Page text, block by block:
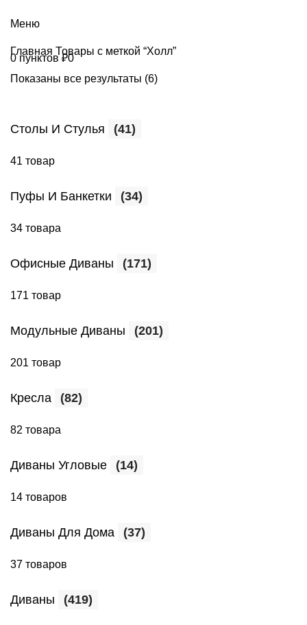
Меню
0пунктов ₽0
Главная Товары с меткой “Холл”
Показаны все результаты (6)
Столы И Стулья (41)
41 товар
Пуфы И Банкетки (34)
34 товара
Офисные Диваны (171)
171 товар
Модульные Диваны (201)
201 товар
Кресла (82)
82 товара
Диваны Угловые (14)
14 товаров
Диваны Для Дома (37)
37 товаров
Диваны (419)